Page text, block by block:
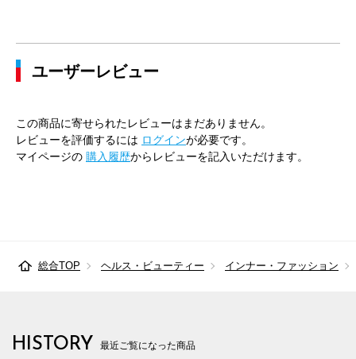
ユーザーレビュー
この商品に寄せられたレビューはまだありません。
レビューを評価するには ログインが必要です。
マイページの 購入履歴からレビューを記入いただけます。
総合TOP ヘルス・ビューティー インナー・ファッション
HISTORY 最近ご覧になった商品